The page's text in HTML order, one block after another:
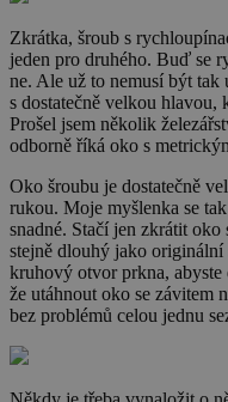
Zkrátka, šroub s
jeden pro druhého. Buď se
ne. Ale už to nemusí být tak
s dostatečně velkou hlavou,
Prošel jsem několik
odborně říká oko s
Oko šroubu je dostatečně
rukou. Moje myšlenka se
snadné. Stačí jen zkrátit
stejně dlouhý jako
kruhový otvor prkna, abyste
že utáhnout oko se závitem
bez problémů celou jednu